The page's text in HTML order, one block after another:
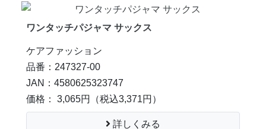
ワンタッチパジャマ サックス
ケアファッション
品番：247327-00
JAN：4580625323747
価格： 3,065円
（税込3,371円）
詳しくみる